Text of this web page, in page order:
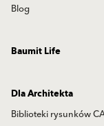
Blog
Baumit Life
Dla Architekta
Biblioteki rysunków